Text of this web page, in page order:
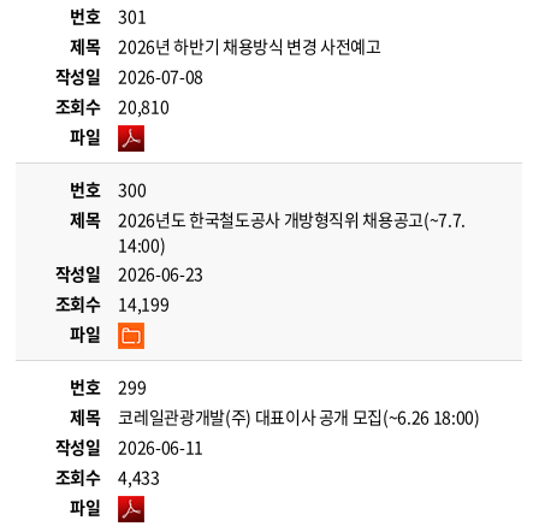
번호
301
제목
2026년 하반기 채용방식 변경 사전예고
작성일
2026-07-08
조회수
20,810
파일
번호
300
제목
2026년도 한국철도공사 개방형직위 채용공고(~7.7.
14:00)
작성일
2026-06-23
조회수
14,199
파일
번호
299
제목
코레일관광개발(주) 대표이사 공개 모집(~6.26 18:00)
작성일
2026-06-11
조회수
4,433
파일